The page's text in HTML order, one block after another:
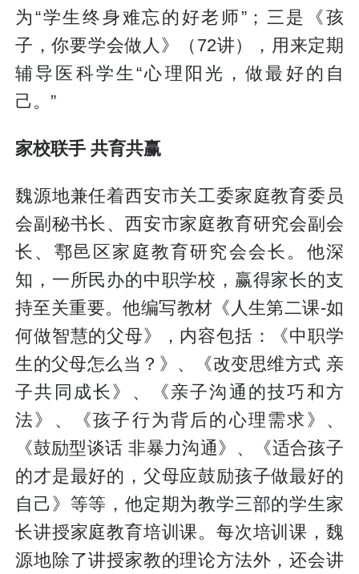
为“学生终身难忘的好老师”；三是《孩
子，你要学会做人》（72讲），用来定期
辅导医科学生“心理阳光，做最好的自
己。”
家校联手 共育共赢
魏源地兼任着西安市关工委家庭教育委员
会副秘书长、西安市家庭教育研究会副会
长、鄠邑区家庭教育研究会会长。他深
知，一所民办的中职学校，赢得家长的支
持至关重要。他编写教材《人生第二课-如
何做智慧的父母》，内容包括：《中职学
生的父母怎么当？》、《改变思维方式 亲
子共同成长》、《亲子沟通的技巧和方
法》、《孩子行为背后的心理需求》、
《鼓励型谈话 非暴力沟通》、《适合孩子
的才是最好的，父母应鼓励孩子做最好的
自己》等等，他定期为教学三部的学生家
长讲授家庭教育培训课。每次培训课，魏
源地除了讲授家教的理论方法外，还会讲